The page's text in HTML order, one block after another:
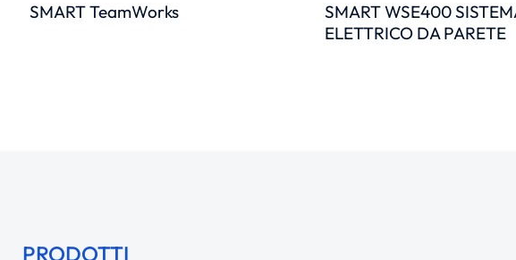
SMART TeamWorks
SMART WSE400
ELETTRICO DA PARETE
PRODOTTI